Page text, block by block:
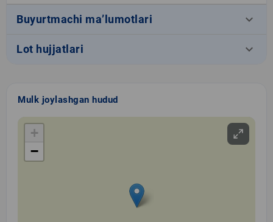
Buyurtmachi ma’lumotlari keyboard_arrow_down
Lot hujjatlari keyboard_arrow_down
Mulk joylashgan hudud
+
−